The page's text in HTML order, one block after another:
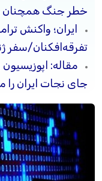
خطر جنگ همچنان
ایران؛ واکنش
تفرقه‌افکنان/سفر
مقاله:
جای نجات ایران را